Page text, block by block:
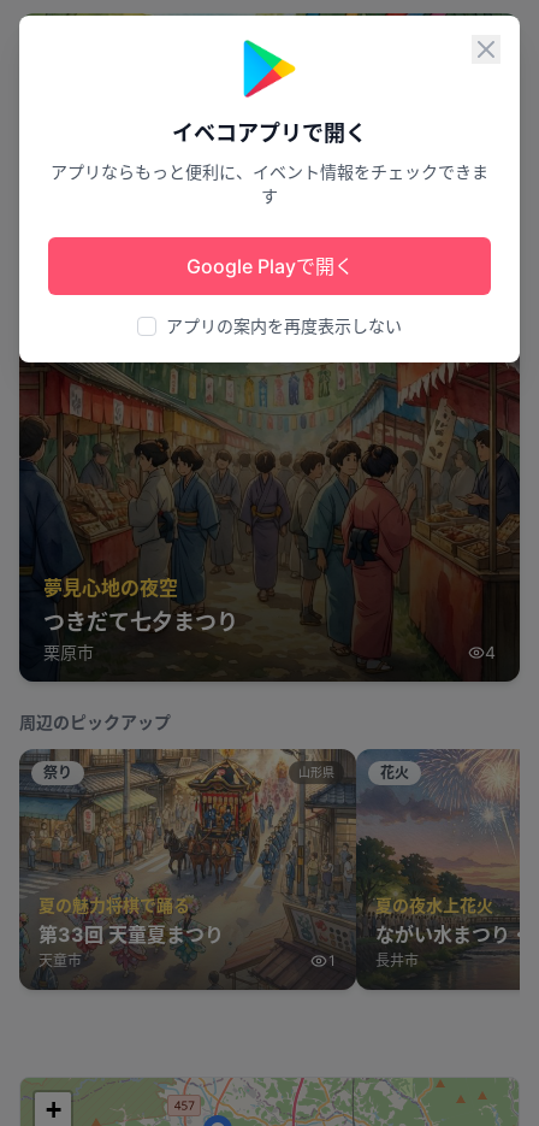
閉じ
イベコアプリで開く
アプリならもっと便利に、イベント情報をチェックできま
す
Google Playで開く
アプリの案内を再度表示しない
夢見心地の夜空
つきだて七夕まつり
栗原市 4
周辺のピックアップ
祭り 山形県
夏の魅力将棋で踊る
第33回 天童夏まつり
天童市 1
花火
夏の夜水上花火
ながい水まつり・
長井市
+